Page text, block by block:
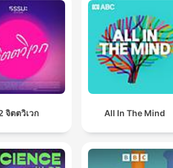
จิตตวิเวก All In The Mind